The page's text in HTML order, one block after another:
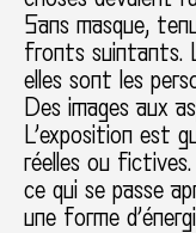
Sans masque,
fronts suintants.
elles sont les
Des images aux
L’exposition est
réelles ou
ce qui se passe
une forme